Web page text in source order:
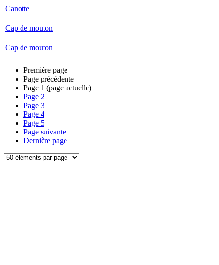
Canotte
Cap de mouton
Cap de mouton
Première page
Page précédente
Page 1 (page actuelle)
Page 2
Page 3
Page 4
Page 5
Page suivante
Dernière page